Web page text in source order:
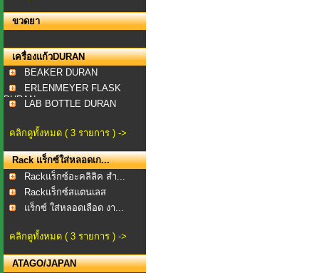
ขวดยา
เครื่องแก้วDURAN
BEAKER DURAN
ERLENMEYER FLASK
DURANLAB BOTTLE DURAN
คลิกดูทั้งหมด ( 3 รายการ ) ->
Rack แร็กซ์ใส่หลอดเก...
Rackแร็กซ์อะคลิลิค สำ...
Rackแร็กซ์สแตนเลส
สำหร...แร็กซ์ ใส่หลอดเลือด งา...
คลิกดูทั้งหมด ( 3 รายการ ) ->
ATAGO/JAPAN